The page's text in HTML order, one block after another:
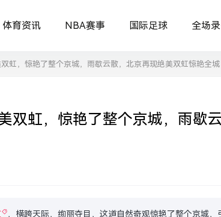
体育资讯 NBA赛事 国际足球 全场
虹，惊艳了整个京城，雨歇云散，北京再现绝美双虹惊艳全城
双虹，惊艳了整个京城，雨歇
，横跨天际，绚丽夺目，这道自然奇观惊艳了整个京城，